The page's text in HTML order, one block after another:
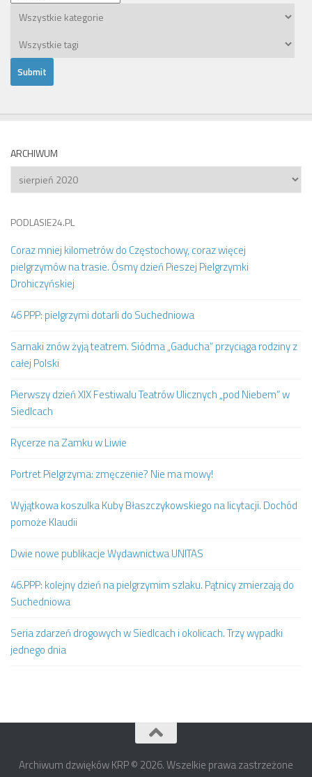
ARCHIWUM
Archiwum
PODLASIE24.PL
Coraz mniej kilometrów do Częstochowy, coraz więcej
pielgrzymów na trasie. Ósmy dzień Pieszej Pielgrzymki
Drohiczyńskiej
46 PPP: pielgrzymi dotarli do Suchedniowa
Sarnaki znów żyją teatrem. Siódma „Gaducha” przyciąga rodziny z
całej Polski
Pierwszy dzień XIX Festiwalu Teatrów Ulicznych „pod Niebem” w
Siedlcach
Rycerze na Zamku w Liwie
Portret Pielgrzyma: zmęczenie? Nie ma mowy!
Wyjątkowa koszulka Kuby Błaszczykowskiego na licytacji. Dochód
pomoże Klaudii
Dwie nowe publikacje Wydawnictwa UNITAS
46.PPP: kolejny dzień na pielgrzymim szlaku. Pątnicy zmierzają do
Suchedniowa
Seria zdarzeń drogowych w Siedlcach i okolicach. Trzy wypadki
jednego dnia
Archiwum dzwięków KRP © 2026. Wszelkie prawa zastrzeżone